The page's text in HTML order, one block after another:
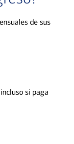
de sus
si paga